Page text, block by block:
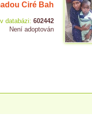
Ciré Bah
databázi: 602442
Není adoptován